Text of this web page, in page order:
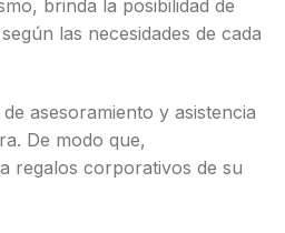
brinda la posibilidad de
las necesidades de cada
asesoramiento y asistencia
De modo que,
regalos corporativos de su